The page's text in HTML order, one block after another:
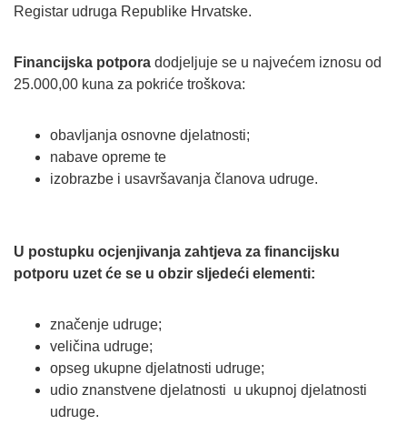
Registar udruga Republike Hrvatske.
Financijska potpora dodjeljuje se u najvećem iznosu od
25.000,00 kuna za pokriće troškova:
obavljanja osnovne djelatnosti;
nabave opreme te
izobrazbe i usavršavanja članova udruge.
U postupku ocjenjivanja zahtjeva za financijsku
potporu uzet će se u obzir sljedeći elementi:
značenje udruge;
veličina udruge;
opseg ukupne djelatnosti udruge;
udio znanstvene djelatnosti u ukupnoj djelatnosti
udruge.